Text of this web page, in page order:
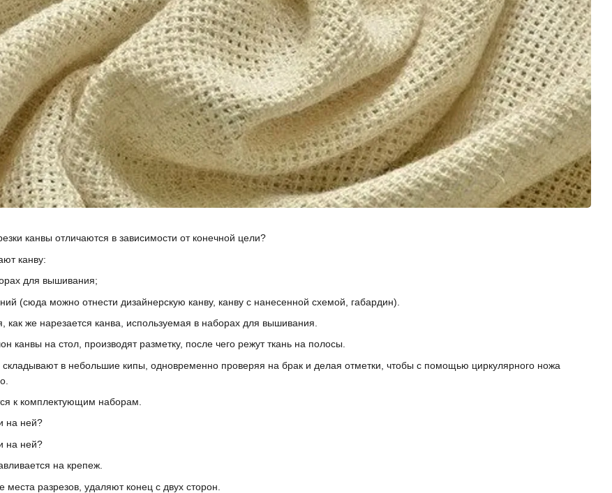
канвы отличаются в зависимости от конечной цели?
канву:
для вышивания;
(сюда можно отнести дизайнерскую канву, канву с нанесенной схемой, габардин).
как же нарезается канва, используемая в наборах для вышивания.
канвы на стол, производят разметку, после чего режут ткань на полосы.
в небольшие кипы, одновременно проверяя на брак и делая отметки, чтобы с помощью циркулярного ножа
к комплектующим наборам.
на ней?
на ней?
на крепеж.
разрезов, удаляют конец с двух сторон.